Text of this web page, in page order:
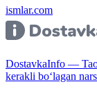
ismlar.com
DostavkaInfo —
kerakli bo‘lagan